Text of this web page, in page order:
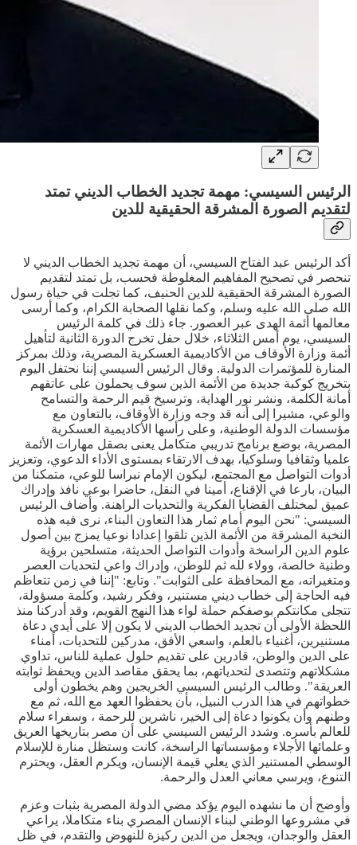
الرئيس السيسي: مهمة تجديد الخطاب الديني تمتد
لتقديم الصورة المشرقة الحقيقية للدين
أكد الرئيس عبد الفتاح السيسي، أن مهمة تجديد الخطاب الديني لا
تنحصر في تصحيح المفاهيم المغلوطة فحسب، بل تمتد لتقديم
الصورة المشرقة الحقيقية للدين الحنيف، كما تجلت في حياة رسول
الله صلى الله عليه وسلم، وكما نقلها الصحابة الكرام، وكما أرسى
معالمها أئمة الهدى عبر العصور. جاء ذلك في كلمة الرئيس
السيسي، يوم أمس الثلاثاء، خلال حفل تخرج الدورة الثانية لتأهيل
أئمة وزارة الأوقاف من الأكاديمية العسكرية المصرية، وذلك بمركز
المنارة للمؤتمرات الدولية. وقال الرئيس السيسي إننا نحتفل اليوم
بتخريج كوكبة جديدة من الأئمة الذين سوف يحملون على عاتقهم
أمانة الكلمة، ونشر نور الهداية، وترسيخ قيم الرحمة والتسامح
والوعي، مشيرا إلى أنه قد وجه وزارة الأوقاف، بالتعاون مع
مؤسسات الدولة الوطنية، وعلى رأسها الأكاديمية العسكرية
المصرية، بوضع برنامج تدريبي متكامل يعنى بصقل مهارات الأئمة
علميا وثقافيا وسلوكيا، بهدف الارتقاء بمستوى الأداء الدعوي، وتعزيز
أدوات التواصل مع المجتمع، ليكون الإمام نبراسا للوعي، متمكنا من
البيان، بارعا في الإقناع، أمينا في النقل، حاضرا بوعي نافذ وإدراك
عميق لمختلف القضايا الفكرية والتحديات الراهنة. وأضاف الرئيس
السيسي: "نحن اليوم أمام ثمار هذا التعاون البناء، نرى فيه هذه
النخبة المشرقة من الأئمة الذين تلقوا إعدادا نوعيا يمزج بين أصول
علوم الدين الراسخة وأدوات التواصل الحديثة، متسلحين برؤية
وطنية خالصة، وولاء لله ثم للوطن، وإدراك واعي لتحديات العصر
ومتغيراته، مع المحافظة على الثوابت". وتابع: "إننا في زمن تتعاظم
فيه الحاجة إلى خطاب ديني مستنير، وفكر رشيد، وكلمة مسؤولة،
تتجلى مكانتكم بوصفكم حملة لواء هذا النهج القويم، وقد أدركنا منذ
اللحظة الأولى أن تجديد الخطاب الديني لا يكون إلا على أيدي دعاة
مستنيرين، أغنياء بالعلم، واسعي الأفق، مدركين للتحديات، أمناء
على الدين والوطن، قادرين على تقديم حلول عملية للناس، تداوي
مشكلاتهم وتتصدى لتحدياتهم، بما يحقق مقاصد الدين ويحفظ ثوابته
العريقة". وطالب الرئيس السيسي الخريجين وهم يخطون أولى
خطواتهم في هذا الدرب النبيل، بأن يحفظوا العهد مع الله، ثم مع
وطنهم وأن يكونوا دعاة إلى الخير، ناشرين للرحمة ، وسفراء سلام
للعالم بأسره. وشدد الرئيس السيسي على أن مصر بتاريخها العريق
وعلمائها الأجلاء ومؤسساتها الراسخة، كانت وستظل منارة للإسلام
الوسطي المستنير الذي يعلي قيمة الإنسان، ويكرم العقل، ويحترم
التنوع، ويرسي معاني العدل والرحمة.
وأوضح أن ما نشهده اليوم يؤكد مضي الدولة المصرية بثبات وعزم
في مشروعها الوطني لبناء الإنسان المصري بناء متكاملا، يراعي
العقل والوجدان، ويجعل من الدين ركيزة للنهوض والتقدم، في ظل